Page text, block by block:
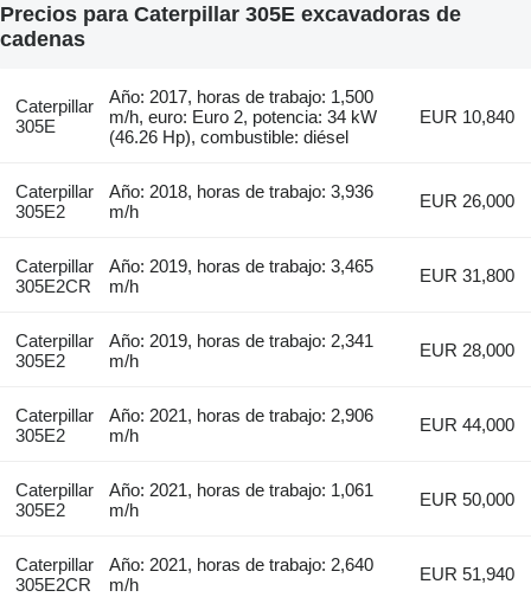
Precios para Caterpillar 305E excavadoras de
cadenas
Caterpillar
305E
Año: 2017, horas de trabajo: 1,500
m/h, euro: Euro 2, potencia: 34 kW
(46.26 Hp), combustible: diésel
EUR 10,840
Caterpillar
305E2
Año: 2018, horas de trabajo: 3,936
m/h
EUR 26,000
Caterpillar
305E2CR
Año: 2019, horas de trabajo: 3,465
m/h
EUR 31,800
Caterpillar
305E2
Año: 2019, horas de trabajo: 2,341
m/h
EUR 28,000
Caterpillar
305E2
Año: 2021, horas de trabajo: 2,906
m/h
EUR 44,000
Caterpillar
305E2
Año: 2021, horas de trabajo: 1,061
m/h
EUR 50,000
Caterpillar
305E2CR
Año: 2021, horas de trabajo: 2,640
m/h
EUR 51,940